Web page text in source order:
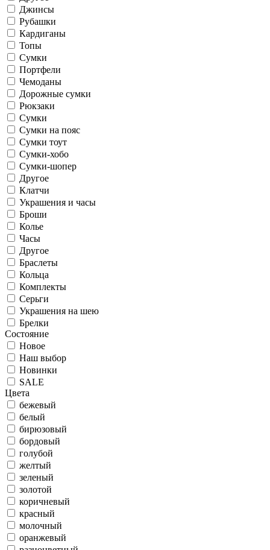
Джинсы
Рубашки
Кардиганы
Топы
Сумки
Портфели
Чемоданы
Дорожные сумки
Рюкзаки
Сумки
Сумки на пояс
Сумки тоут
Сумки-хобо
Сумки-шопер
Другое
Клатчи
Украшения и часы
Броши
Колье
Часы
Другое
Браслеты
Кольца
Комплекты
Серьги
Украшения на шею
Брелки
Состояние
Новое
Наш выбор
Новинки
SALE
Цвета
бежевый
белый
бирюзовый
бордовый
голубой
желтый
зеленый
золотой
коричневый
красный
молочный
оранжевый